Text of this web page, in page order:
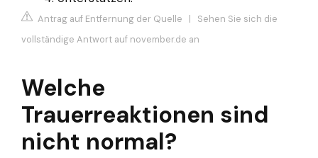
Antrag auf Entfernung der Quelle | Sehen Sie sich die
vollständige Antwort auf november.de an
Welche
Trauerreaktionen sind
nicht normal?